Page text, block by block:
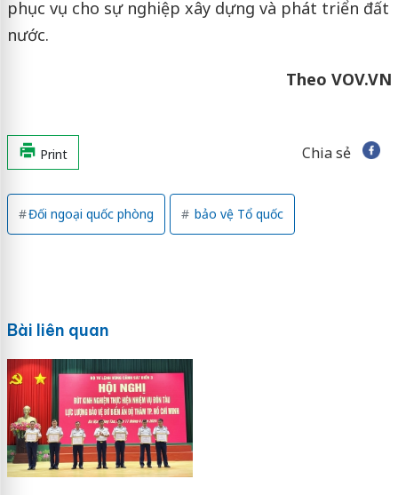
phục vụ cho sự nghiệp xây dựng và phát triển đất
nước.
Theo VOV.VN
Print Chia sẻ
Đối ngoại quốc phòng bảo vệ Tổ quốc
Bài liên quan